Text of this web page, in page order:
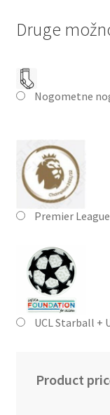
Druge
Nogometne
Premier
UCL Starball +
Product